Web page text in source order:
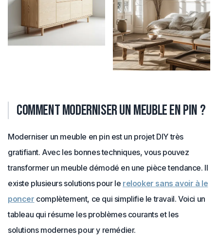
Comment moderniser un meuble en pin ?
Moderniser un meuble en pin est un projet DIY très
gratifiant. Avec les bonnes techniques, vous pouvez
transformer un meuble démodé en une pièce tendance. Il
existe plusieurs solutions pour le relooker sans avoir à le
poncer complètement, ce qui simplifie le travail. Voici un
tableau qui résume les problèmes courants et les
solutions modernes pour y remédier.